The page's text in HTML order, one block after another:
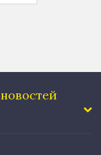
новостей